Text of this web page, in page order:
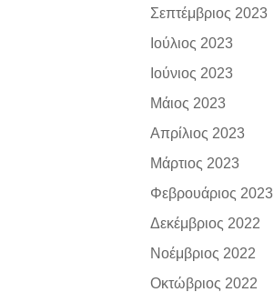
Σεπτέμβριος 2023
Ιούλιος 2023
Ιούνιος 2023
Μάιος 2023
Απρίλιος 2023
Μάρτιος 2023
Φεβρουάριος 2023
Δεκέμβριος 2022
Νοέμβριος 2022
Οκτώβριος 2022